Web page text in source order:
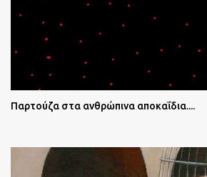
Παρτούζα στα ανθρώπινα αποκαΐδια....